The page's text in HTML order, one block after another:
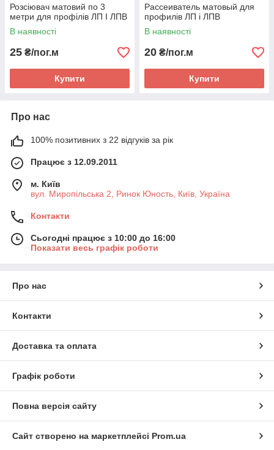
Розсіювач матовий по 3
метри для профілів ЛП І ЛПВ
В наявності
25 ₴/пог.м
Купити
Рассеиватель матовый для
профилів ЛП і ЛПВ
В наявності
20 ₴/пог.м
Купити
Про нас
100% позитивних з 22 відгуків за рік
Працює з 12.09.2011
м. Київ
вул. Миропільська 2, Ринок Юность, Київ, Україна
Контакти
Сьогодні працює з 10:00 до 16:00
Показати весь графік роботи
Про нас
Контакти
Доставка та оплата
Графік роботи
Повна версія сайту
Сайт створено на маркетплейсі Prom.ua